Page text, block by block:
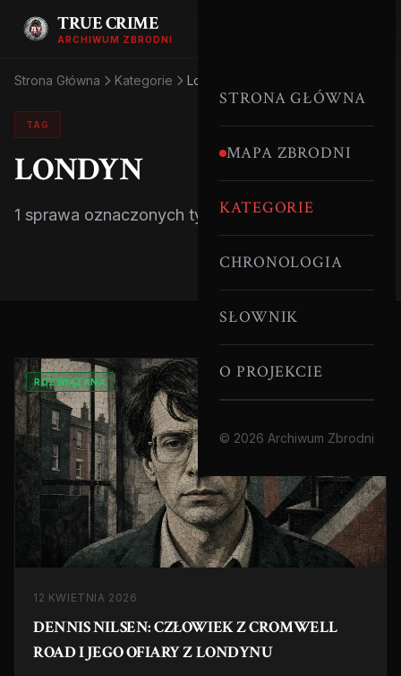
TRUE CRIME
ARCHIWUM ZBRODNI
STRONA GŁÓWNA
MAPA ZBRODNI
KATEGORIE
CHRONOLOGIA
SŁOWNIK
O PROJEKCIE
© 2026 Archiwum Zbrodni
Strona Główna Kategorie Londyn
TAG
LONDYN
1 sprawa oznaczonych tym tagiem.
ROZWIĄZANA SERYJNI MORDERCY
12 KWIETNIA 2026
DENNIS NILSEN: CZŁOWIEK Z CROMWELL
ROAD I JEGO OFIARY Z LONDYNU